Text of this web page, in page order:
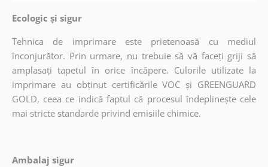
Ecologic și sigur
Tehnica de imprimare este prietenoasă cu mediul
înconjurător. Prin urmare, nu trebuie să vă faceți griji să
amplasați tapetul în orice încăpere. Culorile utilizate la
imprimare au obținut certificările VOC și GREENGUARD
GOLD, ceea ce indică faptul că procesul îndeplinește cele
mai stricte standarde privind emisiile chimice.
Ambalaj sigur